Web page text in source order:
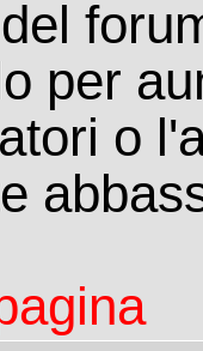
per
o